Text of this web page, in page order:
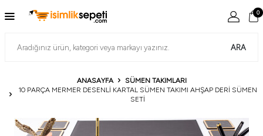
ARA
0
ANASAYFA
SÜMEN TAKIMLARI
10 PARÇA MERMER DESENLI KARTAL SÜMEN TAKIMI AHŞAP DERI SÜMEN
SETI